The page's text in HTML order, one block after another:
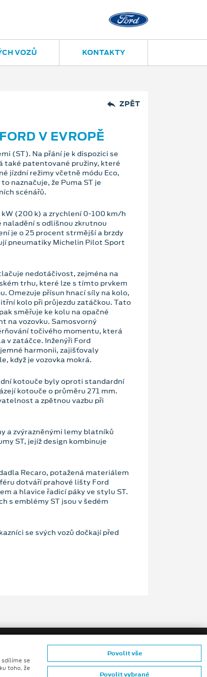
VOZŮ KONTAKTY
ZPĚT
V EVROPĚ
(ST). Na přání je k dispozici se
také patentované pružiny, které
jízdní režimy včetně módu Eco,
naznačuje, že Puma ST je
scénářů.
kW (200 k) a zrychlení 0-100 km/h
naladění s odlišnou zkrutnou
je o 25 procent strmější a brzdy
pneumatiky Michelin Pilot Sport
nedotáčivost, zejména na
trhu, které lze s tímto prvkem
Omezuje přísun hnací síly na kolo,
kolo při průjezdu zatáčkou. Tato
směřuje ke kolu na opačné
na vozovku. Samosvorný
točivého momentu, která
zatáčce. Inženýři Ford
harmonii, zajišťovaly
když je vozovka mokrá.
kotouče byly oproti standardní
kotouče o průměru 271 mm.
a zpětnou vazbu při
a zvýrazněnými lemy blatníků
ST, jejíž design kombinuje
Recaro, potažená materiálem
dotváří prahové lišty Ford
a hlavice řadicí páky ve stylu ST.
s emblémy ST jsou v šedém
se svých vozů dočkají před
se
toho, že
Povolit vybrané
Povolit vše